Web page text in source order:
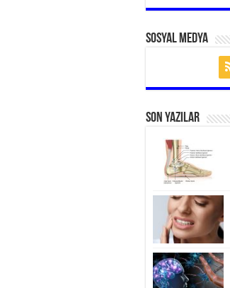
Sosyal Medya
Son Yazılar